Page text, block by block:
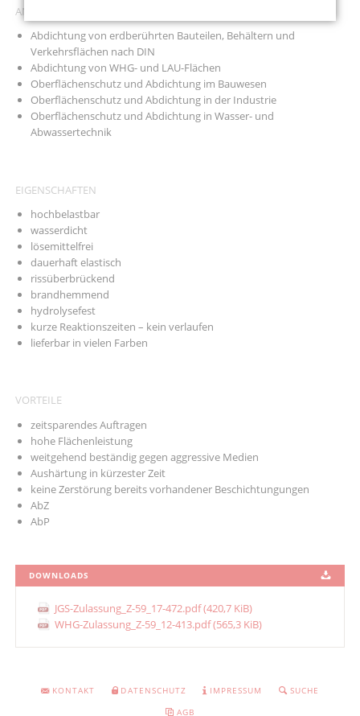
ANWENDUNGSGEBIETE
Abdichtung von erdberührten Bauteilen, Behältern und
Verkehrsflächen nach DIN
Abdichtung von WHG- und LAU-Flächen
Oberflächenschutz und Abdichtung im Bauwesen
Oberflächenschutz und Abdichtung in der Industrie
Oberflächenschutz und Abdichtung in Wasser- und
Abwassertechnik
EIGENSCHAFTEN
hochbelastbar
wasserdicht
lösemittelfrei
dauerhaft elastisch
rissüberbrückend
brandhemmend
hydrolysefest
kurze Reaktionszeiten – kein verlaufen
lieferbar in vielen Farben
VORTEILE
zeitsparendes Auftragen
hohe Flächenleistung
weitgehend beständig gegen aggressive Medien
Aushärtung in kürzester Zeit
keine Zerstörung bereits vorhandener Beschichtungungen
AbZ
AbP
DOWNLOADS
JGS-Zulassung_Z-59_17-472.pdf(420,7 KiB)
WHG-Zulassung_Z-59_12-413.pdf(565,3 KiB)
NAVIGATION
KONTAKT DATENSCHUTZ IMPRESSUM
SUCHE
AGB